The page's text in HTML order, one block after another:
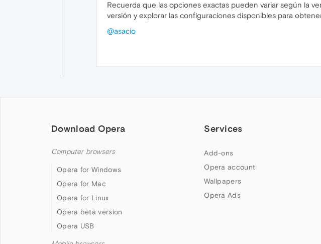
Recuerda que las opciones exactas pueden variar según la
versión y explorar las configuraciones disponibles para
@asacio
Download Opera
Computer browsers
Opera for Windows
Opera for Mac
Opera for Linux
Opera beta version
Opera USB
Services
Add-ons
Opera account
Wallpapers
Opera Ads